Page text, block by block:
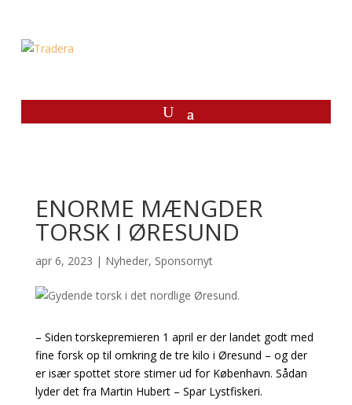
ENORME MÆNGDER
TORSK I ØRESUND
apr 6, 2023 | Nyheder, Sponsornyt
– Siden torskepremieren 1 april er der landet godt med
fine forsk op til omkring de tre kilo i Øresund – og der
er især spottet store stimer ud for København. Sådan
lyder det fra Martin Hubert – Spar Lystfiskeri.